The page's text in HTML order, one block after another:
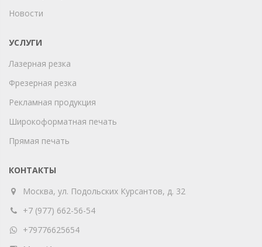
Новости
УСЛУГИ
Лазерная резка
Фрезерная резка
Рекламная продукция
Широкоформатная печать
Прямая печать
КОНТАКТЫ
Москва, ул. Подольских Курсантов, д. 32
+7 (977) 662-56-54
+79776625654